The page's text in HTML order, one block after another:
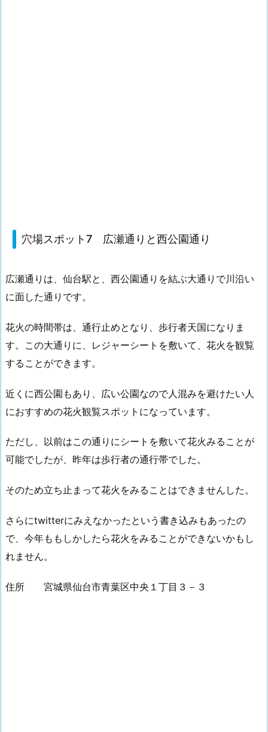
穴場スポット7 広瀬通りと西公園通り
広瀬通りは、仙台駅と、西公園通りを結ぶ大通りで川沿い
に面した通りです。
花火の時間帯は、通行止めとなり、歩行者天国になりま
す。この大通りに、レジャーシートを敷いて、花火を観覧
することができます。
近くに西公園もあり、広い公園なので人混みを避けたい人
におすすめの花火観覧スポットになっています。
ただし、以前はこの通りにシートを敷いて花火みることが
可能でしたが、昨年は歩行者の通行帯でした。
そのため立ち止まって花火をみることはできませんした。
さらにtwitterにみえなかったという書き込みもあったの
で、今年ももしかしたら花火をみることができないかもし
れません。
住所 宮城県仙台市青葉区中央１丁目３－３